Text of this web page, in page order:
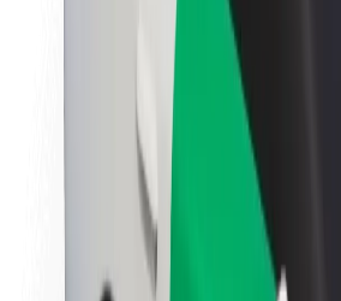
Project Zero
Κέντρο Τύπου
Κατευθυντήριες γραμμές Brand
Αποστολή
Σχέσεις με Επενδυτές
Ηγεσία